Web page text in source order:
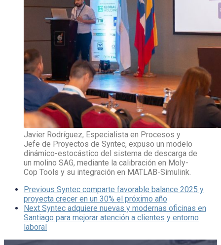
Javier Rodríguez, Especialista en Procesos y
Jefe de Proyectos de Syntec, expuso un modelo
dinámico-estocástico del sistema de descarga de
un molino SAG, mediante la calibración en Moly-
Cop Tools y su integración en MATLAB-Simulink.
Previous Syntec comparte favorable balance 2025 y
proyecta crecer en un 30% el próximo año
Next Syntec adquiere nuevas y modernas oficinas en
Santiago para mejorar atención a clientes y entorno
laboral